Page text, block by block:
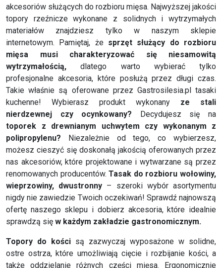
akcesoriów służących do rozbioru mięsa. Najwyższej jakości
topory rzeźnicze wykonane z solidnych i wytrzymałych
materiałów znajdziesz tylko w naszym sklepie
internetowym. Pamiętaj, że sprzęt służący do rozbioru
mięsa musi charakteryzować się niesamowitą
wytrzymałością, dlatego warto wybierać tylko
profesjonalne akcesoria, które posłużą przez długi czas.
Takie właśnie są oferowane przez Gastrosilesia.pl tasaki
kuchenne! Wybierasz produkt wykonany ze stali
nierdzewnej czy ocynkowany? Decydujesz się na
toporek z drewnianym uchwytem czy wykonanym z
polipropylenu? Niezależnie od tego, co wybierzesz,
możesz cieszyć się doskonałą jakością oferowanych przez
nas akcesoriów, które projektowane i wytwarzane są przez
renomowanych producentów.Tasak do rozbioru wołowiny,
wieprzowiny, dwustronny – szeroki wybór asortymentu
nigdy nie zawiedzie Twoich oczekiwań! Sprawdź najnowszą
ofertę naszego sklepu i dobierz akcesoria, które idealnie
sprawdzą się w każdym zakładzie gastronomicznym.
Topory do kości są zazwyczaj wyposażone w solidne,
ostre ostrza, które umożliwiają cięcie i rozbijanie kości, a
także oddzielanie różnych części mięsa. Ergonomicznie